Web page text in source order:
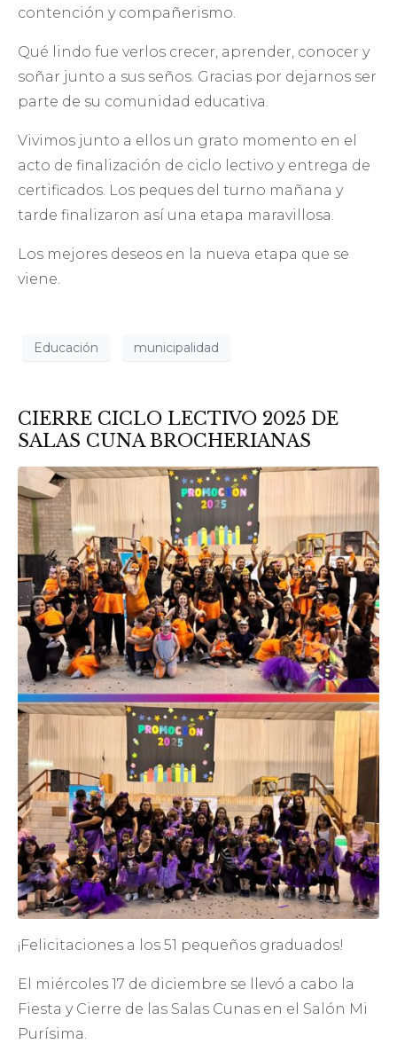
contención y compañerismo.
Qué lindo fue verlos crecer, aprender, conocer y
soñar junto a sus seños. Gracias por dejarnos ser
parte de su comunidad educativa.
Vivimos junto a ellos un grato momento en el
acto de finalización de ciclo lectivo y entrega de
certificados. Los peques del turno mañana y
tarde finalizaron así una etapa maravillosa.
Los mejores deseos en la nueva etapa que se
viene.
Educación municipalidad
CIERRE CICLO LECTIVO 2025 DE
SALAS CUNA BROCHERIANAS
¡Felicitaciones a los 51 pequeños graduados!
El miércoles 17 de diciembre se llevó a cabo la
Fiesta y Cierre de las Salas Cunas en el Salón Mi
Purísima.